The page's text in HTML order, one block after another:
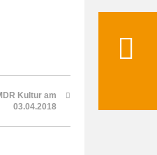
Kultur am
03.04.2018